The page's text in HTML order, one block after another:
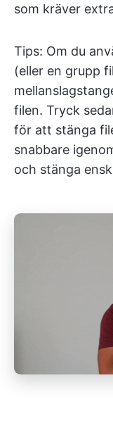
som kräver
Tips: Om du
(eller en grupp
filen. Tryck
för att stänga
snabbare
och stänga